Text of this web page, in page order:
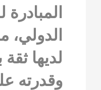
المبادرة
لديها
وقدرته